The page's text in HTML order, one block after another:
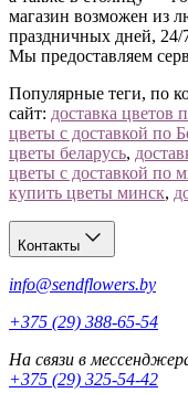
магазин возможен из
праздничных дней,
Мы предоставляем
Популярные теги, по
сайт: доставка цветов
цветы с доставкой по
цветы беларусь,
цветы с доставкой по
купить цветы минск,
Контакты
info@sendflowers.by
+375 (29) 388-65-54
На связи в
+375 (29) 325-54-42